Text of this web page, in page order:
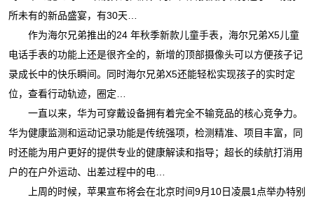
所未有的新品盛宴，有30天…
作为海尔兄弟推出的24 年秋季新款儿童手表，海尔兄弟X5儿童
电话手表的功能上还是很齐全的，新增的顶部摄像头可以方便孩子记
录成长中的快乐瞬间。同时海尔兄弟X5还能轻松实现孩子的实时定
位，查看行动轨迹，圈定…
一直以来，华为可穿戴设备拥有着完全不输竞品的核心竞争力。
华为健康监测和运动记录功能是传统强项，检测精准、项目丰富，同
时还能为用户更好的提供专业的健康解读和指导；超长的续航打消用
户的在户外运动、出差过程中的电…
上周的时候，苹果宣布将会在北京时间9月10日凌晨1点举办特别